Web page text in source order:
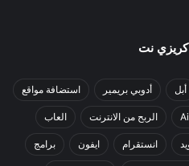
كريزي نت
أبل أدوبي بريمير استضافة مواقع
الربح من الانترنت العاب
انستقرام ايفون برامج